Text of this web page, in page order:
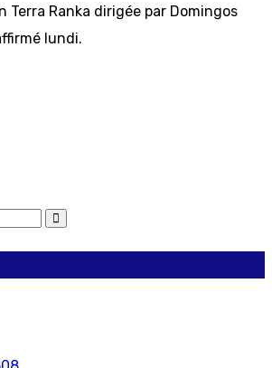
Terra Ranka dirigée par Domingos
lundi.